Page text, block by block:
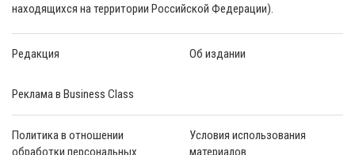
находящихся на территории Российской Федерации).
Редакция Об издании
Реклама в Business Class
Политика в отношении
обработки персональных
Условия использования
материалов